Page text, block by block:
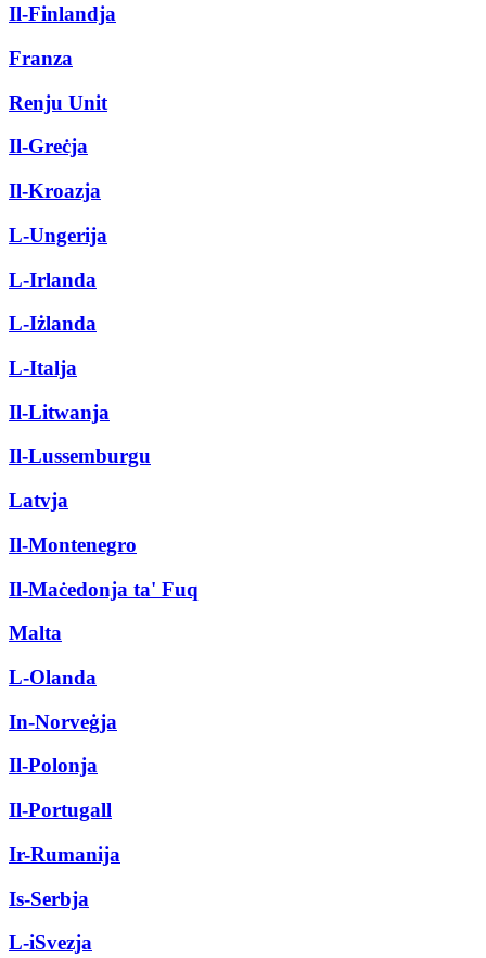
Il-Finlandja
Franza
Renju Unit
Il-Greċja
Il-Kroazja
L-Ungerija
L-Irlanda
L-Iżlanda
L-Italja
Il-Litwanja
Il-Lussemburgu
Latvja
Il-Montenegro
Il-Maċedonja ta' Fuq
Malta
L-Olanda
In-Norveġja
Il-Polonja
Il-Portugall
Ir-Rumanija
Is-Serbja
L-iSvezja